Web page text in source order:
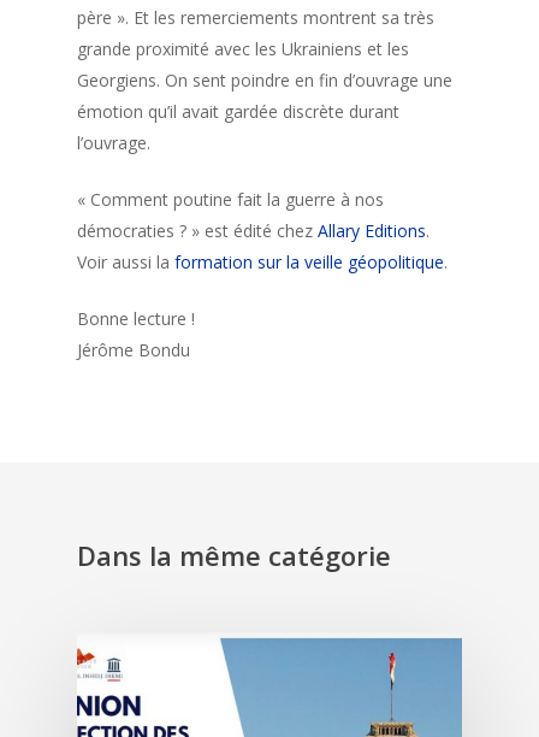
père ». Et les remerciements montrent sa très
grande proximité avec les Ukrainiens et les
Georgiens. On sent poindre en fin d’ouvrage une
émotion qu’il avait gardée discrète durant
l’ouvrage.
« Comment poutine fait la guerre à nos
démocraties ? » est édité chez Allary Editions.
Voir aussi la formation sur la veille géopolitique.
Bonne lecture !
Jérôme Bondu
Dans la même catégorie